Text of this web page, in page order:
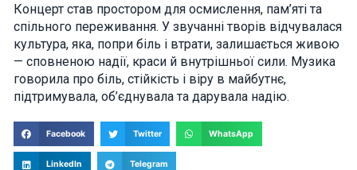
Концерт став простором для осмислення, пам’яті та
спільного переживання. У звучанні творів відчувалася
культура, яка, попри біль і втрати, залишається живою
— сповненою надії, краси й внутрішньої сили. Музика
говорила про біль, стійкість і віру в майбутнє,
підтримувала, об’єднувала та дарувала надію.
Facebook Twitter WhatsApp
LinkedIn Telegram
cookies,
some
functionality
will
disappear
from the
Marketing